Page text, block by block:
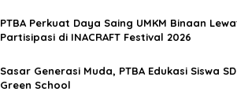
i
o
s
PTBA Perkuat Daya Saing UMKM Binaan
Partisipasi di INACRAFT Festival 2026
Sasar Generasi Muda, PTBA Edukasi Siswa
Green School